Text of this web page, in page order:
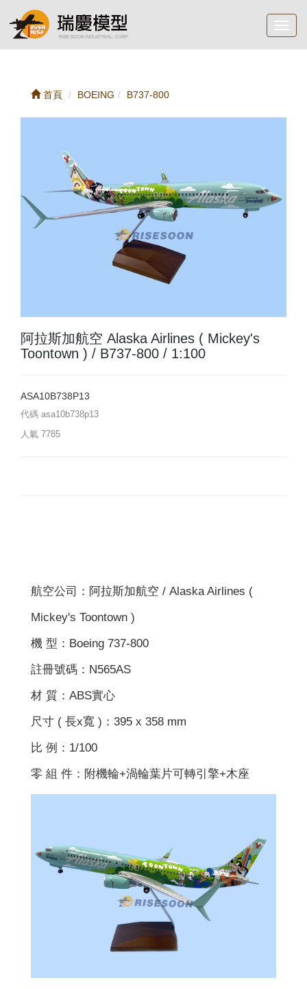
首頁 BOEING B737-800
阿拉斯加航空 Alaska Airlines ( Mickey's
Toontown ) / B737-800 / 1:100
ASA10B738P13
代碼 asa10b738p13
人氣 7785
航空公司：阿拉斯加航空 / Alaska Airlines (
Mickey's Toontown )
機 型：Boeing 737-800
註冊號碼：N565AS
材 質：ABS實心
尺寸 ( 長x寬 )：395 x 358 mm
比 例：1/100
零 組 件：附機輪+渦輪葉片可轉引擎+木座